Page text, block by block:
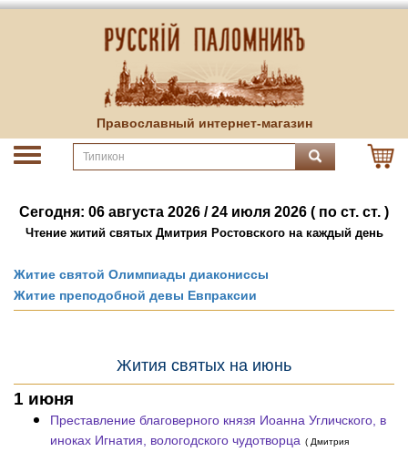
Православный интернет-магазин
Сегодня: 06 августа 2026 / 24 июля 2026 ( по ст. ст. )
Чтение житий святых Дмитрия Ростовского на каждый день
Житие святой Олимпиады диакониссы
Житие преподобной девы Евпраксии
Жития святых на июнь
1 июня
Преставление благоверного князя Иоанна Угличского, в
иноках Игнатия, вологодского чудотворца ( Дмитрия